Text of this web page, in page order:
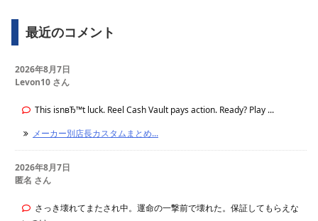
最近のコメント
2026年8月7日
Levon10 さん
This isnвЂ™t luck. Reel Cash Vault pays action. Ready? Play ...
メーカー別店長カスタムまとめ...
2026年8月7日
匿名 さん
さっき壊れてまたされ中。運命の一撃前で壊れた。保証してもらえな